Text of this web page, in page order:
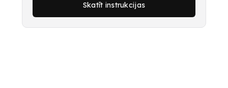
Skatīt instrukcijas